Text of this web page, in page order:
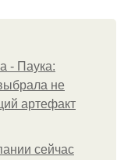
- Паука:
не
артефакт
сейчас